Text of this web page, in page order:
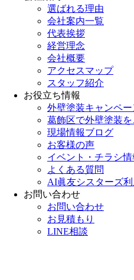
選ばれる理由
会社案内一覧
代表挨拶
経営理念
会社概要
アクセスマップ
スタッフ紹介
お役立ち情報
外壁塗装キャンペー
葛飾区で外壁塗装
現場情報ブログ
お客様の声
イベント・チラシ情
よくある質問
AI眞友シスターズ
お問い合わせ
お問い合わせ
お見積もり
LINE相談